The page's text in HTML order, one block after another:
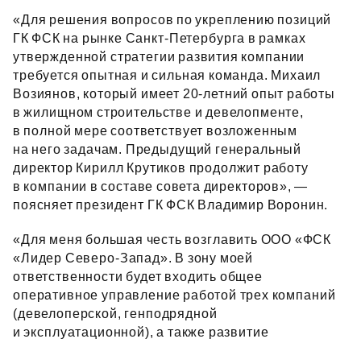
«Для решения вопросов по укреплению позиций
ГК ФСК на рынке Санкт‑Петербурга в рамках
утвержденной стратегии развития компании
требуется опытная и сильная команда. Михаил
Возиянов, который имеет 20‑летний опыт работы
в жилищном строительстве и девелопменте,
в полной мере соответствует возложенным
на него задачам. Предыдущий генеральный
директор Кирилл Крутиков продолжит работу
в компании в составе совета директоров», —
поясняет президент ГК ФСК Владимир Воронин.
«Для меня большая честь возглавить ООО «ФСК
«Лидер Северо‑Запад». В зону моей
ответственности будет входить общее
оперативное управление работой трех компаний
(девелоперской, генподрядной
и эксплуатационной), а также развитие